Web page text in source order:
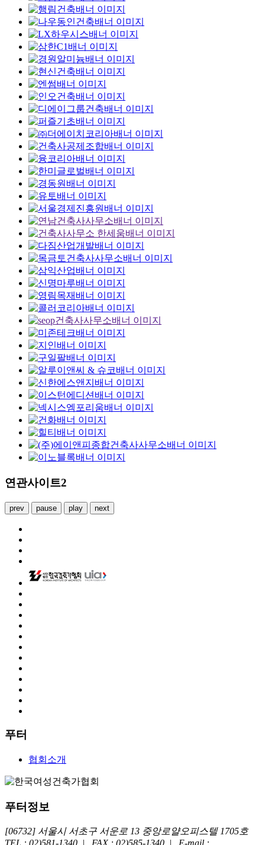
연관사이트2
prev pause play next
푸터
협회소개
푸터정보
[06732] 서울시 서초구 서운로 13 중앙로얄오피스텔 1705호